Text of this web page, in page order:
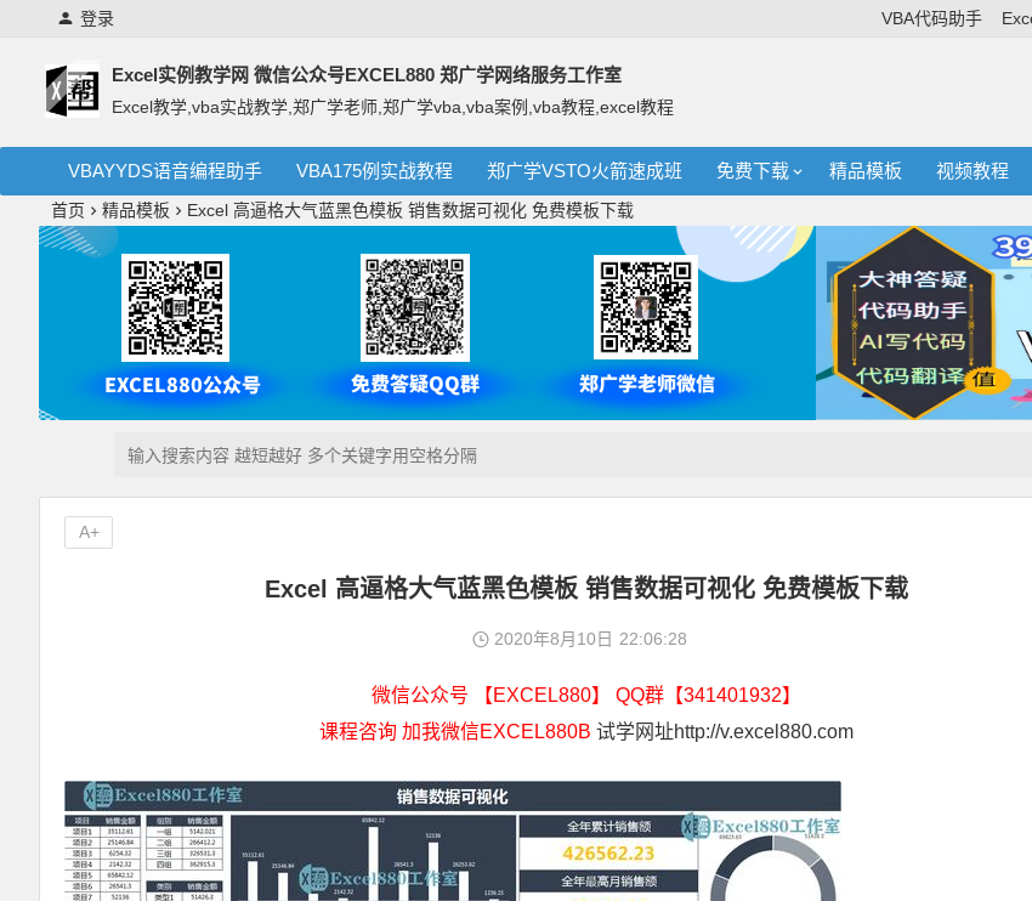
登录 VBA代码助手
Excel实例教学网 微信公众号EXCEL880 郑广学网络服务工作室
Excel教学,vba实战教学,郑广学老师,郑广学vba,vba案例,vba教程,excel教程
VBAYYDS语音编程助手 VBA175例实战教程 郑广学VSTO火箭速成班 免费下载 精品模板 视频教程
首页 精品模板 Excel 高逼格大气蓝黑色模板 销售数据可视化 免费模板下载
Excel 高逼格大气蓝黑色模板 销售数据可视化 免费模板下载
2020年8月10日 22:06:28
微信公众号 【EXCEL880】 QQ群【341401932】
课程咨询 加我微信EXCEL880B 试学网址http://v.excel880.com
A+